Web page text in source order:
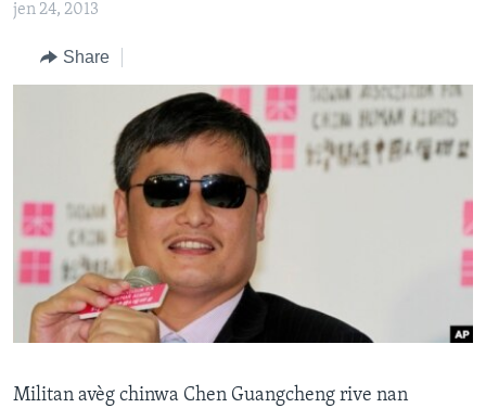
Navigation
VIDEO
FLASHPOINT IKRÈN
Learning English
Languages
jen 24, 2013
Share
Militan avèg chinwa Chen Guangcheng rive nan